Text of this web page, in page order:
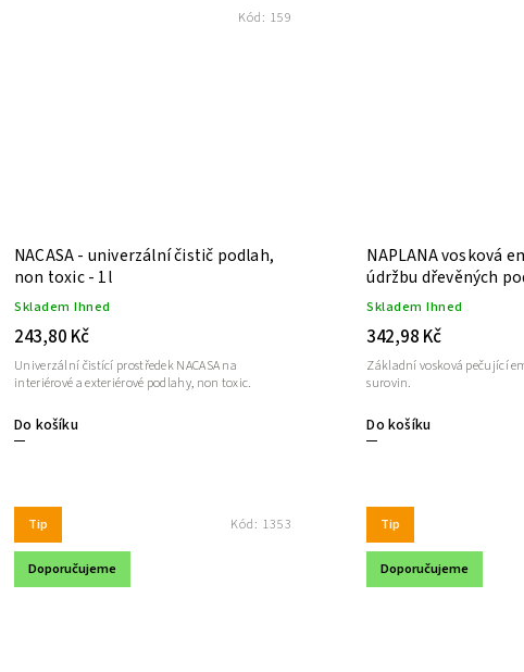
NACASA - univerzální čistič podlah,
non toxic - 1l
Skladem Ihned
243,80 Kč
Do košíku
Univerzální čistící prostředek NACASA na
Kód: 159
NAPLANA vosková
údržbu dřevěných
Skladem Ihned
342,98 Kč
Do košíku
Základní vosková pečující
surovin.
Tip
Doporučujeme
Kód: 1353 Tip
Doporučujeme